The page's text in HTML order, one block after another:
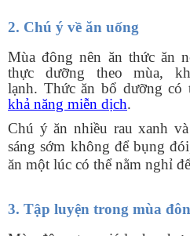
2. Chú ý về ăn uống
Mùa đông nên ăn thức ăn
thực dưỡng theo mùa,
lạnh. Thức ăn bổ dưỡng
khả năng miễn dịch.
Chú ý ăn nhiều rau xanh
sáng sớm không để bụng
ăn một lúc có thể nằm nghỉ
3. Tập luyện trong mùa